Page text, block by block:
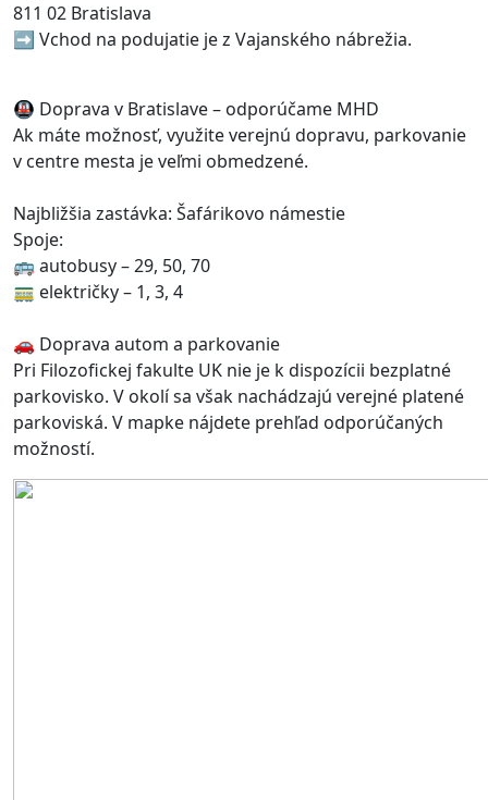
811 02 Bratislava
➡ Vchod na podujatie je z Vajanského nábrežia.
🚇 Doprava v Bratislave – odporúčame MHD
Ak máte možnosť, využite verejnú dopravu, parkovanie
v centre mesta je veľmi obmedzené.
Najbližšia zastávka: Šafárikovo námestie
Spoje:
🚌 autobusy – 29, 50, 70
🚃 električky – 1, 3, 4
🚗 Doprava autom a parkovanie
Pri Filozofickej fakulte UK nie je k dispozícii bezplatné
parkovisko. V okolí sa však nachádzajú verejné platené
parkoviská. V mapke nájdete prehľad odporúčaných
možností.